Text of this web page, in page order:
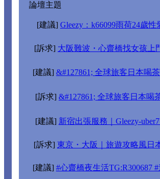
論壇主題
[建議] Gleezy：k66099雨荷24歲
[訴求] 大阪難波・心齋橋找女孩上
[建議] &#127861; 全球旅客日本喝
[訴求] &#127861; 全球旅客日本喝
[建議] 新宿出張服務｜Gleezy-
[訴求] 東京・大阪｜旅遊攻略風日
[建議] #心齋橋夜生活TG:R300687